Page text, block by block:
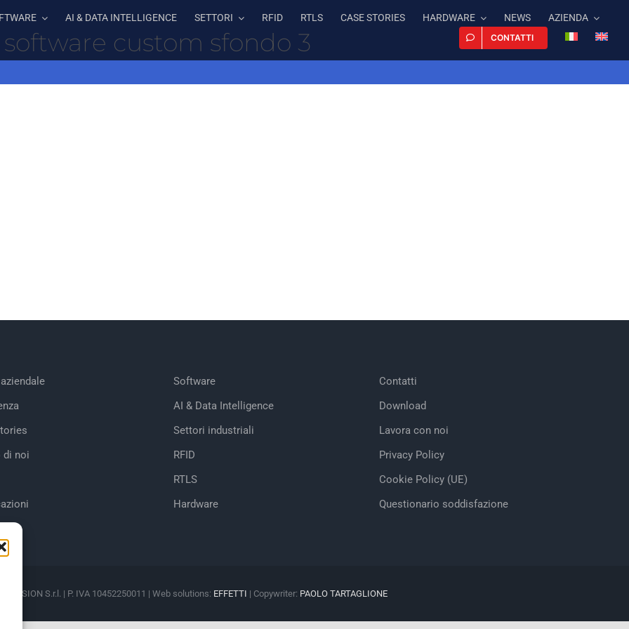
AI & DATA INTELLIGENCE SETTORI RFID RTLS CASE STORIES HARDWARE NEWS AZIENDA
CONTATTI
software custom sfondo 3
di noi
Software
AI & Data Intelligence
Settori industriali
RFID
RTLS
Hardware
Contatti
Download
Lavora con noi
Privacy Policy
Cookie Policy (UE)
Questionario soddisfazione
VISION S.r.l. | P. IVA 10452250011 | Web solutions: EFFETTI | Copywriter: PAOLO TARTAGLIONE